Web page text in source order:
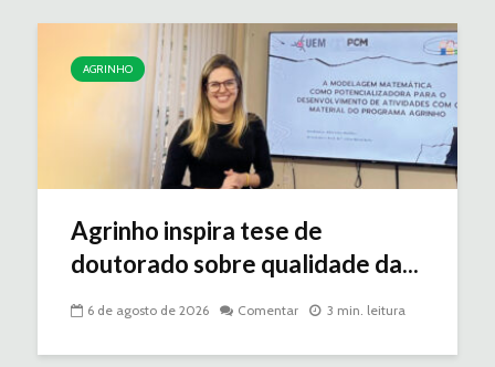
AGRINHO
Agrinho inspira tese de
doutorado sobre qualidade da...
6 de agosto de 2026 Comentar 3 min. leitura